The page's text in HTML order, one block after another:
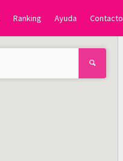
Ranking Ayuda Contacto